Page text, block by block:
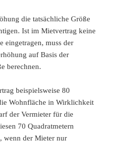
die tatsächliche Größe
Ist im Mietvertrag keine
eingetragen, muss der
auf Basis der
berechnen.
beispielsweise 80
Wohnfläche in Wirklichkeit
der Vermieter für die
70 Quadratmetern
wenn der Mieter nur